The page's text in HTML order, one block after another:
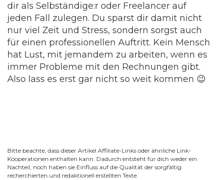
dir als Selbständige:r oder Freelancer auf
jeden Fall zulegen. Du sparst dir damit nicht
nur viel Zeit und Stress, sondern sorgst auch
für einen professionellen Auftritt. Kein Mensch
hat Lust, mit jemandem zu arbeiten, wenn es
immer Probleme mit den Rechnungen gibt.
Also lass es erst gar nicht so weit kommen 😉
Bitte beachte, dass dieser Artikel Affiliate-Links oder ähnliche Link-
Kooperationen enthalten kann. Dadurch entsteht für dich weder ein
Nachteil, noch haben sie Einfluss auf die Qualität der sorgfältig
recherchierten und redaktionell erstellten Texte.